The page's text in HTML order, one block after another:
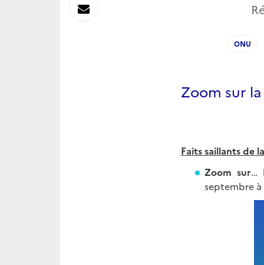
ONU
Zoom sur
Faits saillants de
Zoom sur…
septembre à
Envoyer